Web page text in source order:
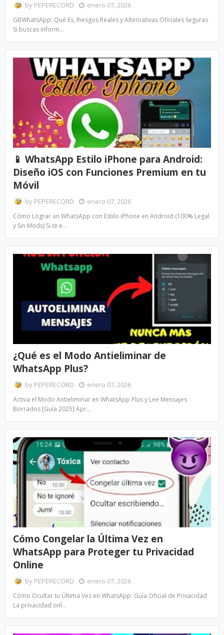
by PEPERECORD enero 07, 2026
GBWhatsApp: Qué Es, Riesgos Reales y Alternativas Oficiales Seguras
Si buscas inform…
📱 WhatsApp Estilo iPhone para Android:
Diseño iOS con Funciones Premium en tu
Móvil
by PEPERECORD enero 07, 2026
Cómo Lograr un WhatsApp con Estilo iPhone en Android (100% Legal
y Sin Mods) Si te e…
¿Qué es el Modo Antieliminar de
WhatsApp Plus?
by PEPERECORD enero 07, 2026
Activa el Modo Antieliminar en WhatsApp Plus y Lee Mensajes
Borrados [Guía 2025] Apr…
Cómo Congelar la Última Vez en
WhatsApp para Proteger tu Privacidad
Online
by PEPERECORD enero 07, 2026
Cómo Ocultar tu Última Vez en WhatsApp: Guía Oficial de Privacidad
La privacidad onl…